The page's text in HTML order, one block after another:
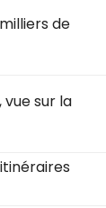
de
sur la